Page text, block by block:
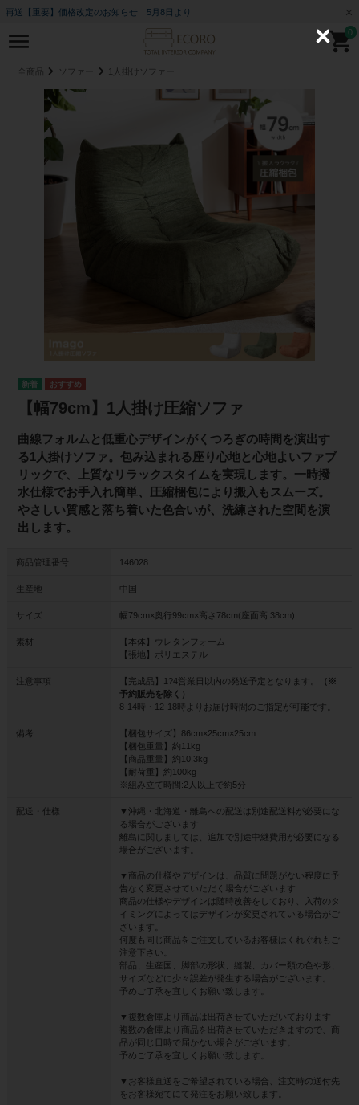
再送【重要】価格改定のお知らせ 5月8日より
0
全商品 ソファー 1人掛けソファー
【幅79cm】1人掛け圧縮ソファ
曲線フォルムと低重心デザインがくつろぎの時間を演出す
る1人掛けソファ。包み込まれる座り心地と心地よいファブ
リックで、上質なリラックスタイムを実現します。一時撥
水仕様でお手入れ簡単、圧縮梱包により搬入もスムーズ。
やさしい質感と落ち着いた色合いが、洗練された空間を演
出します。
商品管理番号 146028
生産地 中国
サイズ 幅79cm×奥行99cm×高さ78cm(座面高:38cm)
素材
【本体】ウレタンフォーム
【張地】ポリエステル
注意事項 【完成品】1?4営業日以内の発送予定となります。
（※
予約販売を除く）
8-14時・12-18時よりお届け時間のご指定が可能です。
備考
【梱包サイズ】86cm×25cm×25cm
【梱包重量】約11kg
【商品重量】約10.3kg
【耐荷重】約100kg
※組み立て時間:2人以上で約5分
配送・仕様
▼沖縄・北海道・離島への配送は別途配送料が必要にな
る場合がございます
離島に関しましては、追加で別途中継費用が必要になる
場合がございます。
▼商品の仕様やデザインは、品質に問題がない程度に予
告なく変更させていただく場合がございます
商品の仕様やデザインは随時改善をしており、入荷のタ
イミングによってはデザインが変更されている場合がご
ざいます。
何度も同じ商品をご注文しているお客様はくれぐれもご
注意下さい。
部品、生産国、脚部の形状、縫製、カバー類の色や形、
サイズなどに少々誤差が発生する場合がございます。
予めご了承を宜しくお願い致します。
▼複数倉庫より商品は出荷させていただいております
複数の倉庫より商品を出荷させていただきますので、商
品が同じ日時で届かない場合がございます。
予めご了承を宜しくお願い致します。
▼お客様直送をご希望されている場合、注文時の送付先
をお客様宛てにて発注をお願い致します。
C